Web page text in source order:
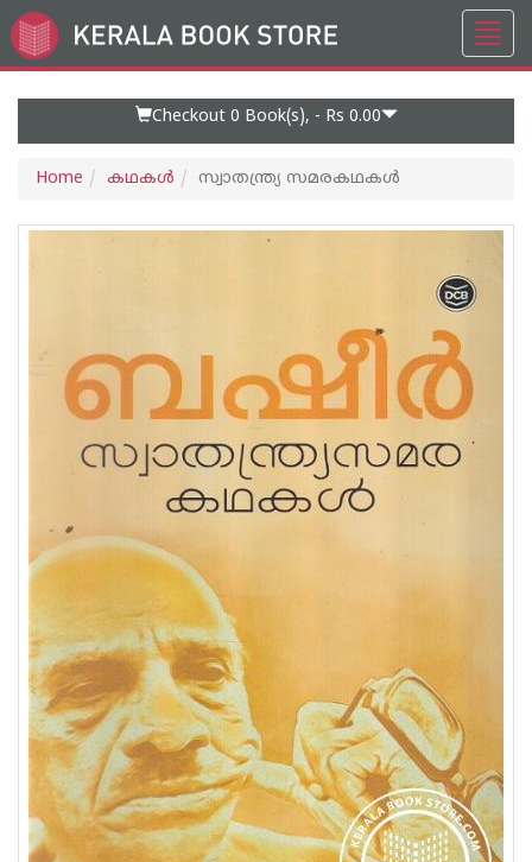
Go
to
Checkout 0 Book(s), - Rs 0.00
Home കഥകള്‍ സ്വാതന്ത്ര്യ സമരകഥകള്‍